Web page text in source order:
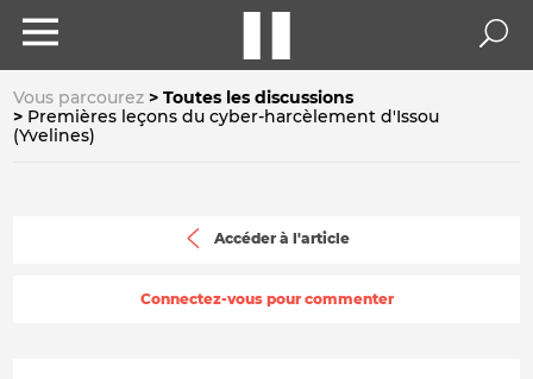
Vous parcourez
Toutes les discussions
Premières leçons du cyber-harcèlement d'Issou
(Yvelines)
Accéder à l'article
Connectez-vous pour commenter